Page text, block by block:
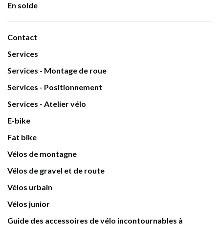
En solde
Contact
Services
Services - Montage de roue
Services - Positionnement
Services - Atelier vélo
E-bike
Fat bike
Vélos de montagne
Vélos de gravel et de route
Vélos urbain
Vélos junior
Guide des accessoires de vélo incontournables à